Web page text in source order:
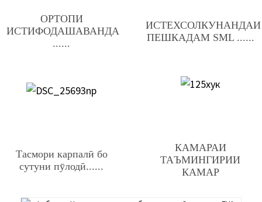
ОРТОПИ
ИСТИФОДАШАВАНДА
......
ИСТЕХСОЛКУНАНДАИ
ПЕШКАДАМ SML ......
Тасмори карпалӣ бо
сутуни пӯлодӣ......
КАМАРАИ
ТАЪМИНГИРИИ
КАМАР